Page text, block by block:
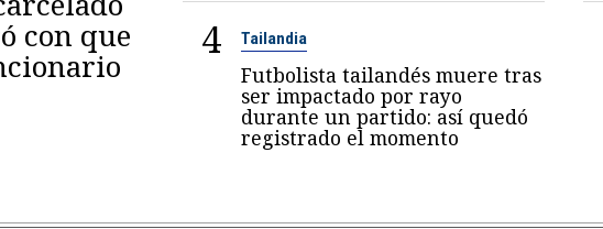
con que 4 Tailandia
Futbolista tailandés muere tras
ser impactado por rayo
durante un partido: así quedó
registrado el momento